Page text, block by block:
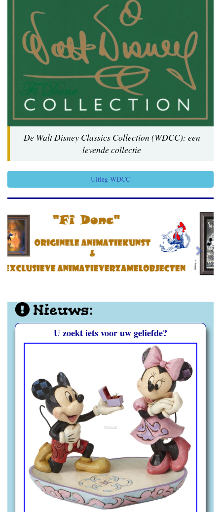
De Walt Disney Classics Collection (WDCC): een
levende collectie
Uitleg WDCC
Previous Next
Nieuws:
U zoekt iets voor uw geliefde?